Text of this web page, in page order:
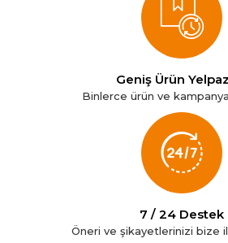
Geniş Ürün
Binlerce ürün ve
7 / 24 Destek
Öneri ve şikayetlerinizi bize